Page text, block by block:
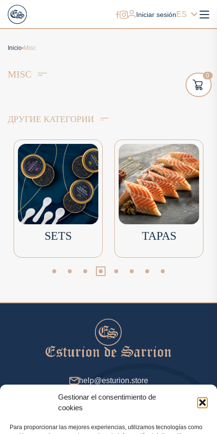
Gestionar el consentimiento de
cookies
Para proporcionar las mejores experiencias, utilizamos tecnologías como
Iniciar sesión ES
Inicio Misc
MISC
ДРУГИЕ КАТЕГОРИИ
SETS TAPAS
help@esturion.store
De 9 a 18 (GMT+2), días de entresemana
0